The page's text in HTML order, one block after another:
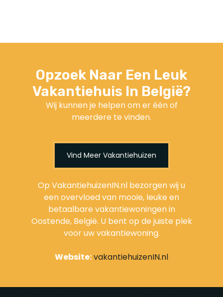
Opzoek Naar Een Leuk
Vakantiehuis In België?
Wij kunnen je helpen om er één of
meerdere te vinden.
Vind Meer Vakantiehuizen
Op VakantiehuizenIN.nl bezorgen wij u
een overvloed van mooie, leuke en
betaalbare vakantiewoningen in
Oostende, België. U bent op de juiste plek
voor uw vakantiewoning.
Website:vakantiehuizenIN.nl